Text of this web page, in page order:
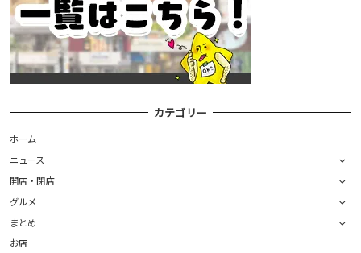
カテゴリー
ホーム
ニュース
開店・閉店
グルメ
まとめ
お店